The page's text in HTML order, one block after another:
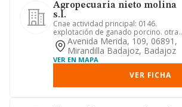
Agropecuaria nieto molina
s.l.
Cnae actividad principal: 0146.
explotación de ganado porcino. otras
actividades: a. la actividad a...
Avenida Merida, 109, 06891,
Mirandilla Badajoz, Badajoz
VER EN MAPA
VER FICHA